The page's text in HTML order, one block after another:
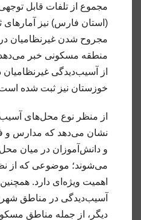
مجموع از تلفات قابل
(استان فارس) نیز
مجروح شدن غیرنظامیان
منطقه مسکونی خبر
از آسیب‌دیدگی غیرنظامیان
خوزستان نیز ثبت شده
از منظر نوع محل‌های
نشان می‌دهد که مدارس و
و دانش‌آموزان در میان
می‌شوند؛ موضوعی که از
اهمیت ویژه‌ای دارد.
آسیب‌دیدگی در مناطق
دیگر، از جمله مناطق